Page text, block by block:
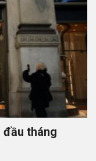
tháng